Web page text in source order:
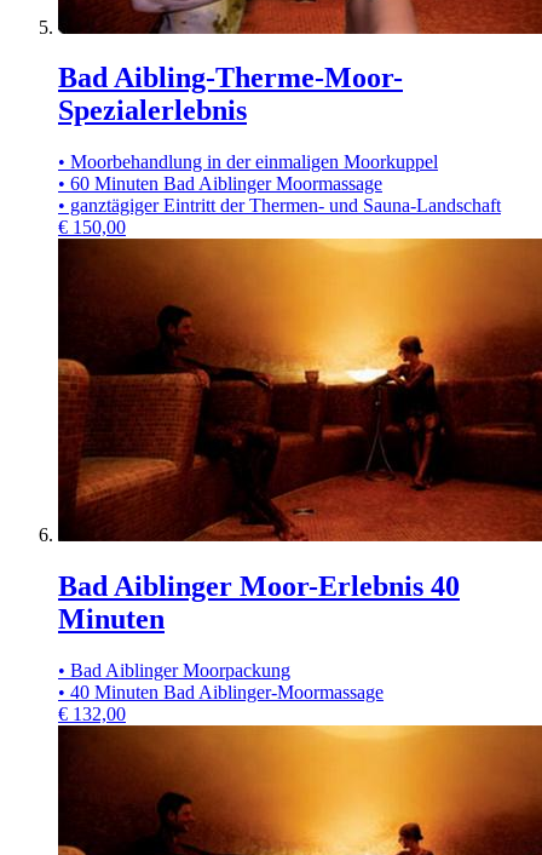
Bad Aibling-Therme-Moor-
Spezialerlebnis
• Moorbehandlung in der einmaligen Moorkuppel
• 60 Minuten Bad Aiblinger Moormassage
• ganztägiger Eintritt der Thermen- und Sauna-Landschaft
€ 150,00
Bad Aiblinger Moor-Erlebnis 40
Minuten
• Bad Aiblinger Moorpackung
• 40 Minuten Bad Aiblinger-Moormassage
€ 132,00